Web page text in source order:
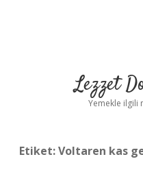
Lezzet
Yemekle ilgili
Etiket:Voltaren kas